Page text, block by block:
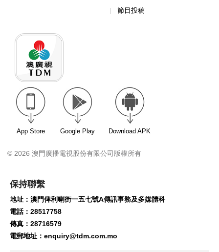
節目投稿
App Store Google Play Download APK
© 2026 澳門廣播電視股份有限公司版權所有
保持聯繫
地址：澳門俾利喇街一五七號A傳訊事務及多媒體科
電話：28517758
傳真：28716579
電郵地址： enquiry@tdm.com.mo